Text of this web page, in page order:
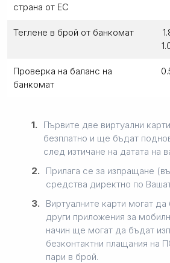
страна от ЕС
Теглене в брой от банкомат
Проверка на баланс на
банкомат
1.
Първите две виртуални
безплатно и ще бъдат
след изтичане на датата на
2.
Прилага се за изпращане
средства директно по
3.
Виртуалните карти могат
други приложения за
начин ще могат да бъдат
безконтактни плащания на
пари в брой.